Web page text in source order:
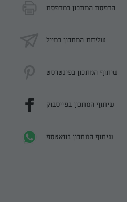
הדפסת המתכון במדפסת
שליחת המתכון במייל
שיתוף המתכון בפינטרסט
שיתוף המתכון בפייסבוק
שיתוף המתכון בוואטספ